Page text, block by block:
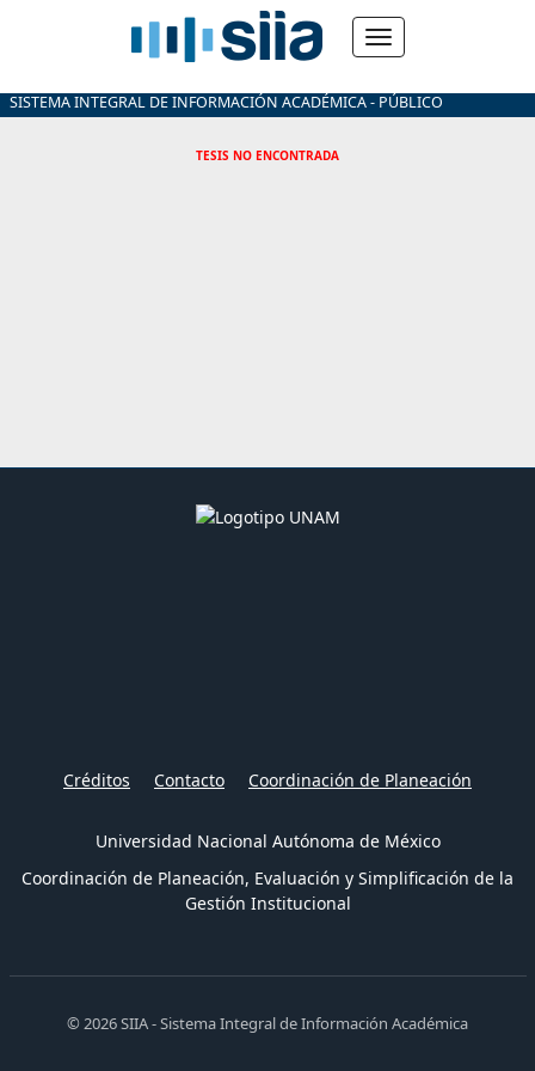
SISTEMA INTEGRAL DE INFORMACIÓN ACADÉMICA - PÚBLICO
TESIS NO ENCONTRADA
Créditos Contacto Coordinación de Planeación
Universidad Nacional Autónoma de México
Coordinación de Planeación, Evaluación y Simplificación de la
Gestión Institucional
© 2026 SIIA - Sistema Integral de Información Académica